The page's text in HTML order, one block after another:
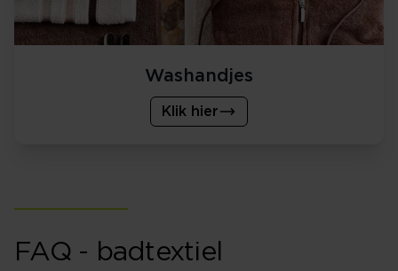
Washandjes
Klik hier
FAQ - badtextiel